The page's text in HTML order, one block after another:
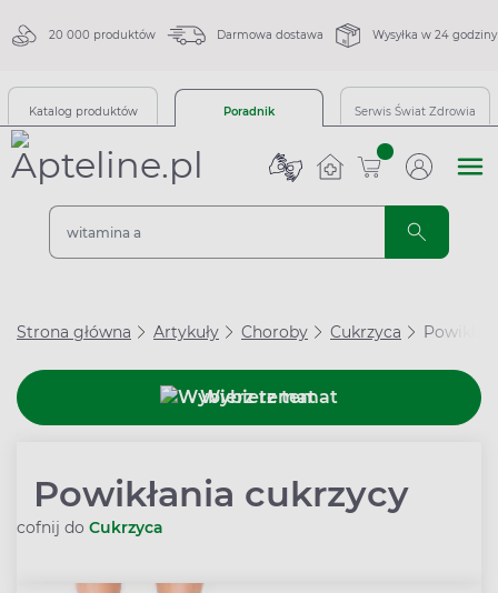
20 000 produktów Darmowa dostawa Wysyłka w 24 godziny
Katalog produktów Poradnik Serwis Świat Zdrowia
sztuk
Strona główna Artykuły Choroby Cukrzyca
Wybierz temat
Powikłania cukrzycy
Rozwiń podmenu
cofnij do Cukrzyca